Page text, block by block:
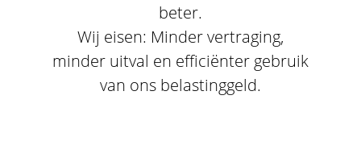
beter.
Wij eisen: Minder vertraging,
minder uitval en efficiënter gebruik
van ons belastinggeld.